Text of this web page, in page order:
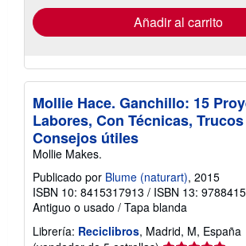
envío
Añadir al carrito
Mollie Hace. Ganchillo: 15
Labores, Con Técnicas,
Consejos útiles
Mollie Makes.
Publicado por Blume (naturart), 2015
ISBN 10: 8415317913 / ISBN 13:
Antiguo o usado / Tapa blanda
Librería: Reciclibros, Madrid, M, España